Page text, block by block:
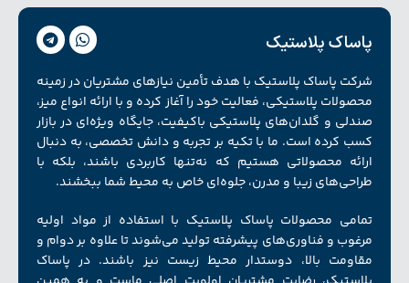
پاساک پلاستیک
شرکت پاساک پلاستیک با هدف تأمین نیازهای مشتریان در زمینه
محصولات پلاستیکی، فعالیت خود را آغاز کرده و با ارائه انواع میز،
صندلی و گلدان‌های پلاستیکی باکیفیت، جایگاه ویژه‌ای در بازار
کسب کرده است. ما با تکیه بر تجربه و دانش تخصصی، به دنبال
ارائه محصولاتی هستیم که نه‌تنها کاربردی باشند، بلکه با
طراحی‌های زیبا و مدرن، جلوه‌ای خاص به محیط شما ببخشند.
تمامی محصولات پاساک پلاستیک با استفاده از مواد اولیه
مرغوب و فناوری‌های پیشرفته تولید می‌شوند تا علاوه بر دوام و
مقاومت بالا، دوستدار محیط زیست نیز باشند. در پاساک